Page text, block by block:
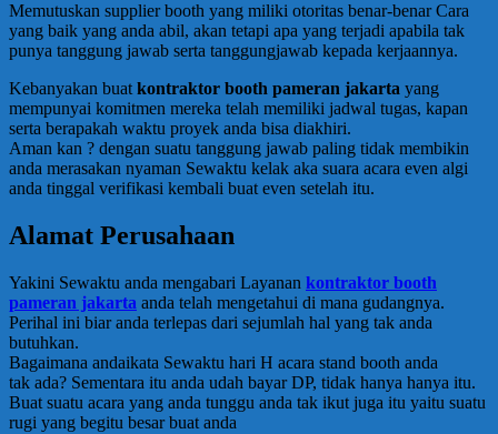
Memutuskan supplier booth yang miliki otoritas benar-benar Cara
yang baik yang anda abil, akan tetapi apa yang terjadi apabila tak
punya tanggung jawab serta tanggungjawab kepada kerjaannya.
Kebanyakan buat kontraktor booth pameran jakarta yang
mempunyai komitmen mereka telah memiliki jadwal tugas, kapan
serta berapakah waktu proyek anda bisa diakhiri.
Aman kan ? dengan suatu tanggung jawab paling tidak membikin
anda merasakan nyaman Sewaktu kelak aka suara acara even algi
anda tinggal verifikasi kembali buat even setelah itu.
Alamat Perusahaan
Yakini Sewaktu anda mengabari Layanan kontraktor booth
pameran jakarta anda telah mengetahui di mana gudangnya.
Perihal ini biar anda terlepas dari sejumlah hal yang tak anda
butuhkan.
Bagaimana andaikata Sewaktu hari H acara stand booth anda
tak ada? Sementara itu anda udah bayar DP, tidak hanya hanya itu.
Buat suatu acara yang anda tunggu anda tak ikut juga itu yaitu suatu
rugi yang begitu besar buat anda